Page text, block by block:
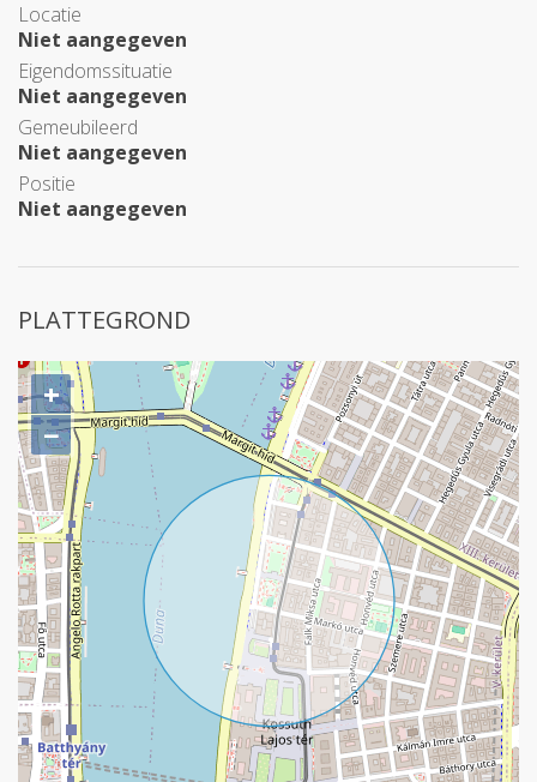
Locatie
Niet aangegeven
Eigendomssituatie
Niet aangegeven
Gemeubileerd
Niet aangegeven
Positie
Niet aangegeven
PLATTEGROND
+
−